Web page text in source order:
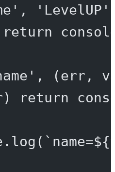
, 'LevelUP'
return
, (err ,
return
log ( `name=${